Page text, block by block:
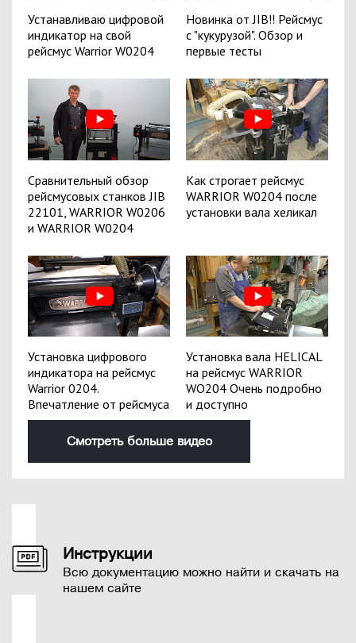
Устанавливаю цифровой
индикатор на свой
рейсмус Warrior W0204
Новинка от JIB!! Рейсмус
с "кукурузой". Обзор и
первые тесты
Сравнительный обзор
рейсмусовых станков JIB
22101, WARRIOR W0206
и WARRIOR W0204
Как строгает рейсмус
WARRIOR W0204 после
установки вала хеликал
Установка цифрового
индикатора на рейсмус
Warrior 0204.
Впечатление от рейсмуса
Установка вала HELICAL
на рейсмус WARRIOR
WO204 Очень подробно
и доступно
Смотреть больше видео
Инструкции
Всю документацию можно найти и скачать на
нашем сайте